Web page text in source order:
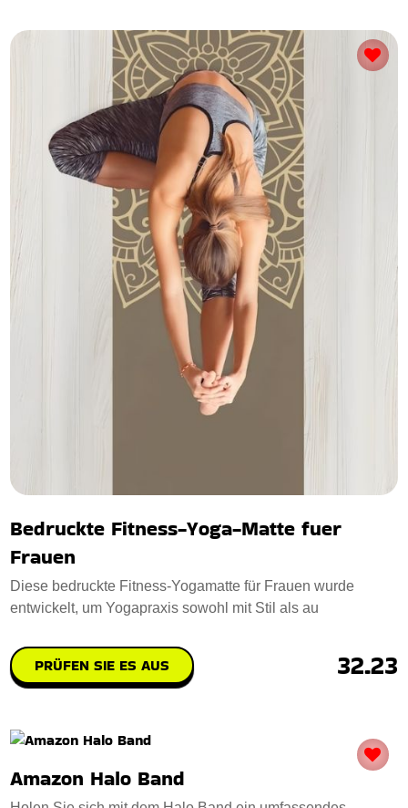
Bedruckte Fitness-Yoga-Matte fuer
Frauen
Diese bedruckte Fitness-Yogamatte für Frauen wurde
entwickelt, um Yogapraxis sowohl mit Stil als au
PRÜFEN SIE ES AUS 32.23
Amazon Halo Band